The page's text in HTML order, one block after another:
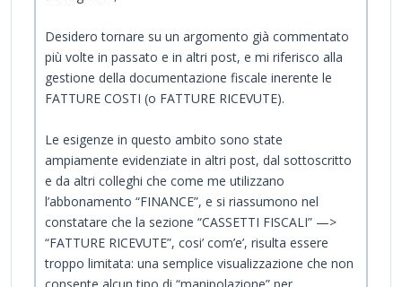
Desidero tornare su un argomento già commentato
più volte in passato e in altri post, e mi riferisco alla
gestione della documentazione fiscale inerente le
FATTURE COSTI (o FATTURE RICEVUTE).
Le esigenze in questo ambito sono state
ampiamente evidenziate in altri post, dal sottoscritto
e da altri colleghi che come me utilizzano
l’abbonamento “FINANCE”, e si riassumono nel
constatare che la sezione “CASSETTI FISCALI” —>
“FATTURE RICEVUTE”, cosi’ com’e’, risulta essere
troppo limitata: una semplice visualizzazione che non